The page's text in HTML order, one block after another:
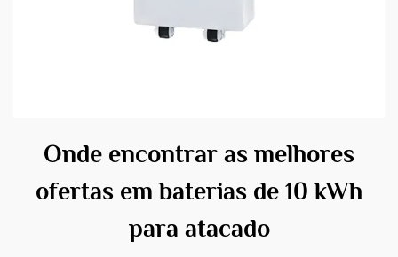
Onde encontrar as melhores
ofertas em baterias de 10 kWh
para atacado